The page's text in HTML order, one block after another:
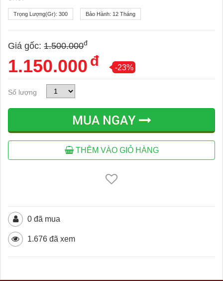
Trọng Lượng(gr): 300 Bảo Hành: 12 Tháng
Giá gốc: 1.500.000đ
1.150.000 đ -23%
Số lượng
MUA NGAY
THÊM VÀO GIỎ HÀNG
0 đã mua
1.676 đã xem